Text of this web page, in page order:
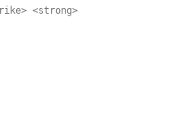
<strong>